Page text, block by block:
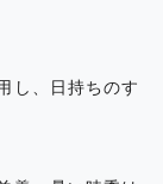
し、日持ちのす